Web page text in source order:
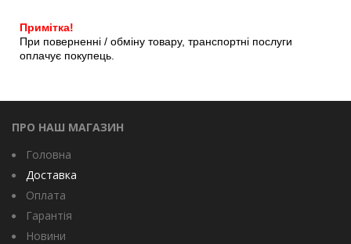
Примітка!
При поверненні / обміну товару, транспортні послуги
оплачує покупець.
ПРО НАШ МАГАЗИН
Головна
Доставка
Оплата
Гарантія
Новини